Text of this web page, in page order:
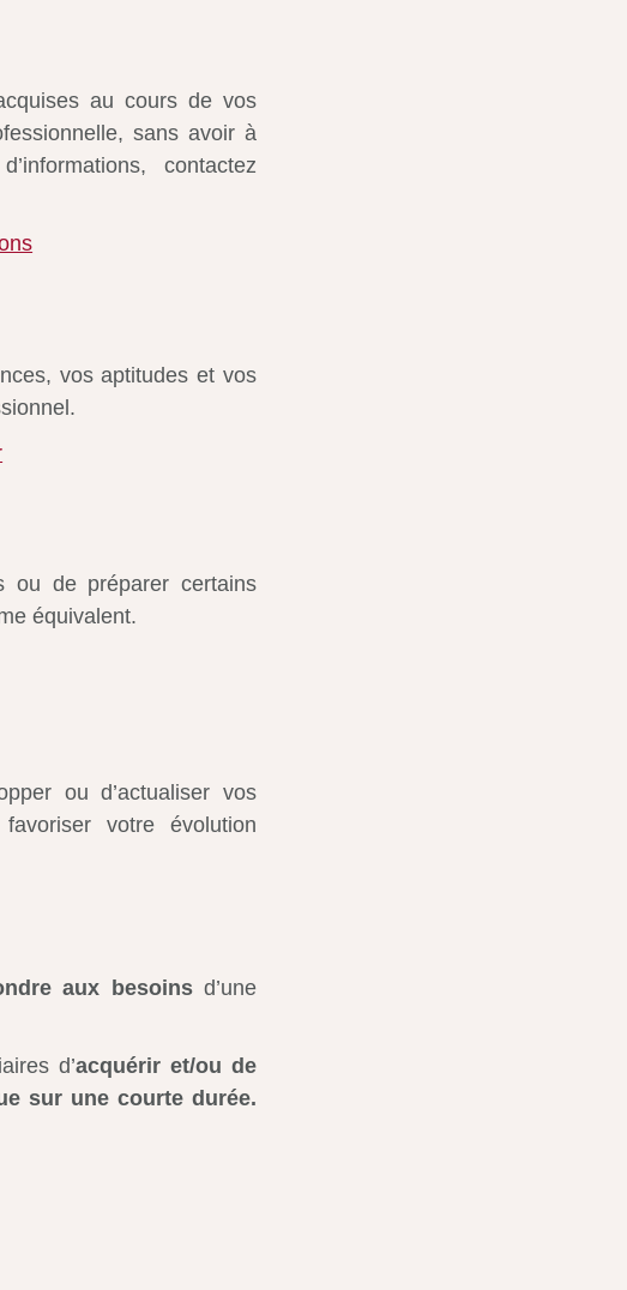
au cours de vos
sans avoir à
contactez
vos aptitudes et vos
ou de préparer certains
équivalent.
ou d’actualiser vos
votre évolution
aux besoinsd’une
d’acquérir et/ou de
sur une courte durée.